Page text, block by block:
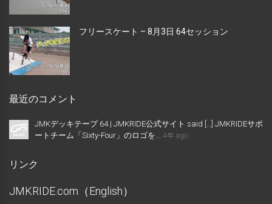
フリースケート – 8月3日 64セッション
最近のコメント
JMKデッキテープ 64 | JMKRIDE公式サイト said […] JMKRIDEサポ
ートチーム「Sixty-Four」のロゴを...
4年 ago
リンク
JMKRIDE.com（English）